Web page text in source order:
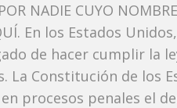
NADIE CUYO
En los Estados
de hacer cumplir la
La Constitución de los
procesos penales el